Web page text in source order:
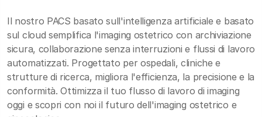
Il nostro PACS basato sull'intelligenza artificiale e basato
sul cloud semplifica l'imaging ostetrico con archiviazione
sicura, collaborazione senza interruzioni e flussi di lavoro
automatizzati. Progettato per ospedali, cliniche e
strutture di ricerca, migliora l'efficienza, la precisione e la
conformità. Ottimizza il tuo flusso di lavoro di imaging
oggi e scopri con noi il futuro dell'imaging ostetrico e